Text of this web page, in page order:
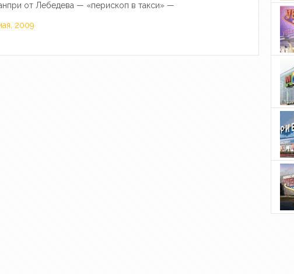
от Лебедева — «перископ в такси» —
2009